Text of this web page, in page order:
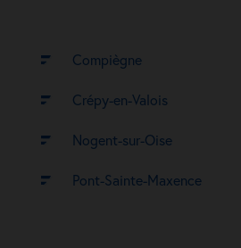
Compiègne
Crépy-en-Valois
Nogent-sur-Oise
Pont-Sainte-Maxence